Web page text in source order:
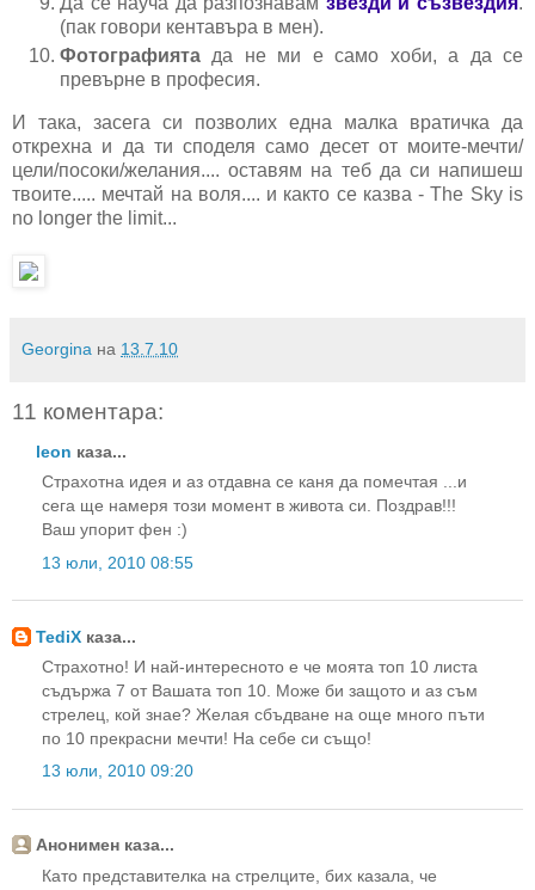
(пак говори кентавъра в мен).
Фотографията да не ми е само хоби, а да се
превърне в професия.
И така, засега си позволих една малка вратичка да
открехна и да ти споделя само десет от моите-мечти/
цели/посоки/желания.... оставям на теб да си напишеш
твоите..... мечтай на воля.... и както се казва - The Sky is
no longer the limit...
Georgina на 13.7.10
11 коментара:
leon каза...
Страхотна идея и аз отдавна се каня да помечтая ...и
сега ще намеря този момент в живота си. Поздрав!!!
Ваш упорит фен :)
13 юли, 2010 08:55
TediX каза...
Страхотно! И най-интересното е че моята топ 10 листа
съдържа 7 от Вашата топ 10. Може би защото и аз съм
стрелец, кой знае? Желая сбъдване на още много пъти
по 10 прекрасни мечти! На себе си също!
13 юли, 2010 09:20
Анонимен каза...
Като представителка на стрелците, бих казала, че